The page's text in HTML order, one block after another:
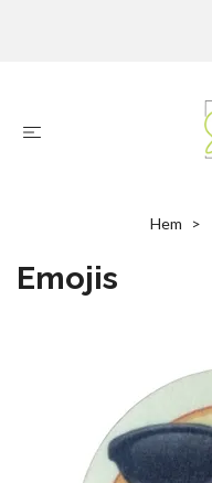
Hem
Emojis